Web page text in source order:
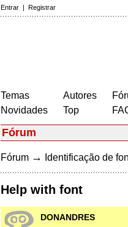
Entrar | Registrar
Temas
Novidades
Autores
Top
Fórum
Fórum → Identificação de
Help with font
DONANDRES